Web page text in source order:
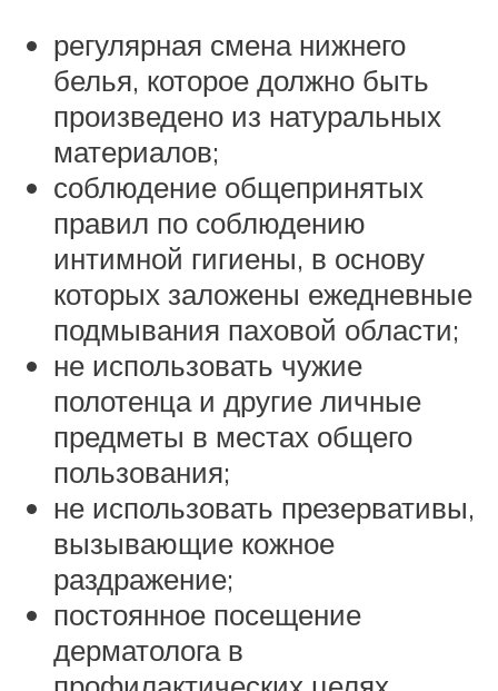
регулярная смена нижнего
белья, которое должно быть
произведено из натуральных
материалов;
соблюдение общепринятых
правил по соблюдению
интимной гигиены, в основу
которых заложены ежедневные
подмывания паховой области;
не использовать чужие
полотенца и другие личные
предметы в местах общего
пользования;
не использовать презервативы,
вызывающие кожное
раздражение;
постоянное посещение
дерматолога в